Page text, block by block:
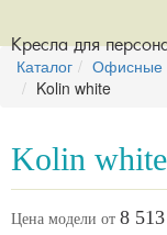
Кресла для
Каталог Офисные
Kolin white
Kolin white
Цена модели от 8 513